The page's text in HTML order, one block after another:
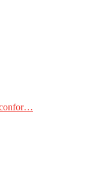
confor…